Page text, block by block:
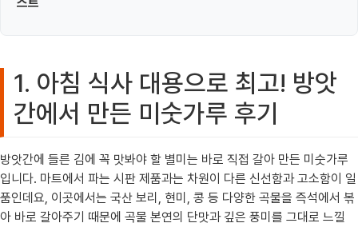
1. 아침 식사 대용으로 최고! 방앗
간에서 만든 미숫가루 후기
방앗간에 들른 김에 꼭 맛봐야 할 별미는 바로 직접 갈아 만든 미숫가루
입니다. 마트에서 파는 시판 제품과는 차원이 다른 신선함과 고소함이 일
품인데요, 이곳에서는 국산 보리, 현미, 콩 등 다양한 곡물을 즉석에서 볶
아 바로 갈아주기 때문에 곡물 본연의 단맛과 깊은 풍미를 그대로 느낄